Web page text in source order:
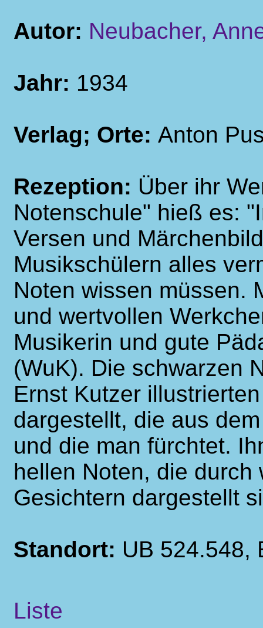
Autor: Neubacher,
Jahr: 1934
Verlag; Orte: Anton
Rezeption: Über ihr
Notenschule" hieß es:
Versen und
Musikschülern alles
Noten wissen müssen.
und wertvollen
Musikerin und gute
(WuK). Die schwarzen
Ernst Kutzer
dargestellt, die aus
und die man fürchtet.
hellen Noten, die
Gesichtern dargestellt
Standort: UB 524.548,
Liste